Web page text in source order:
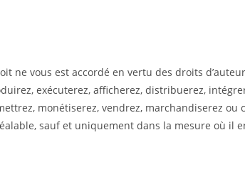
ne vous est accordé en vertu des droits
exécuterez, afficherez, distribuerez,
monétiserez, vendrez, marchandiserez ou
sauf et uniquement dans la mesure où il